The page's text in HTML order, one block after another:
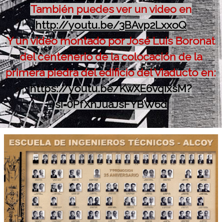
También puedes ver un video en
http://youtu.be/3BAvp2LxxoQ
Y un video montado por José Luis Boronat
del centenerio de la colocación de la
primera piedra del edificio del Viaducto en:
https://youtu.be/KwXE6vqIxsM?
si=0PfXnJuaJsFYBW6d